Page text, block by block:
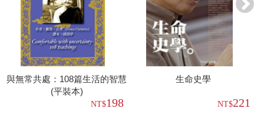
與無常共處：108篇生活的智慧
(平裝本)
198
生命史學
221